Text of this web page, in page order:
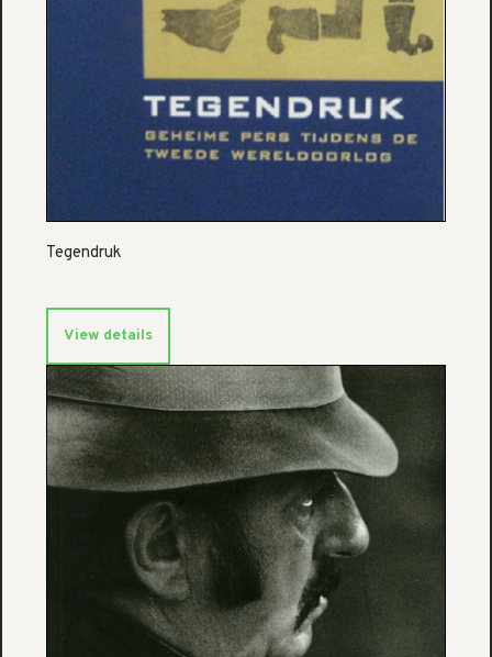
Tegendruk
View details